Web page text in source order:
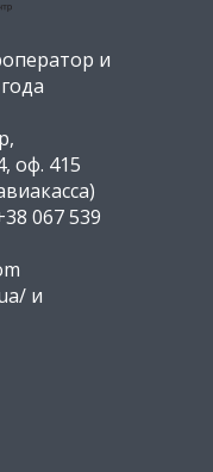
и
оф. 415
067 539
и